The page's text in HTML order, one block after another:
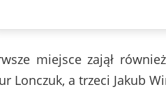
miejsce zajął
Lonczuk, a trzeci Jakub